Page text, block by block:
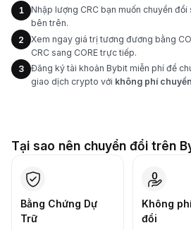
1
Nhập lượng CRC bạn muốn chuyển đổi
bên trên.
2
Xem ngay giá trị tương đương bằng
CRC sang CORE trực tiếp.
3
Đăng ký tài khoản Bybit miễn phí để
giao dịch crypto với không phí
Tại sao nên chuyển đổi trên
Bằng Chứng Dự
Trữ
Không
đổi